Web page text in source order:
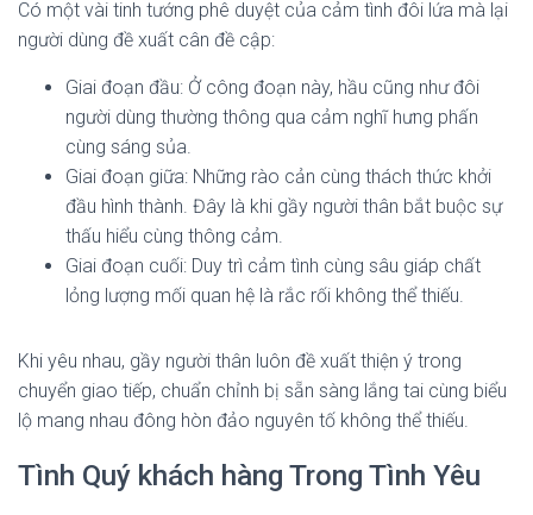
Có một vài tinh tướng phê duyệt của cảm tình đôi lứa mà lại
người dùng đề xuất cân đề cập:
Giai đoạn đầu: Ở công đoạn này, hầu cũng như đôi
người dùng thường thông qua cảm nghĩ hưng phấn
cùng sáng sủa.
Giai đoạn giữa: Những rào cản cùng thách thức khởi
đầu hình thành. Đây là khi gầy người thân bắt buộc sự
thấu hiểu cùng thông cảm.
Giai đoạn cuối: Duy trì cảm tình cùng sâu giáp chất
lỏng lượng mối quan hệ là rắc rối không thể thiếu.
Khi yêu nhau, gầy người thân luôn đề xuất thiện ý trong
chuyển giao tiếp, chuẩn chỉnh bị sẵn sàng lắng tai cùng biểu
lộ mang nhau đông hòn đảo nguyên tố không thể thiếu.
Tình Quý khách hàng Trong Tình Yêu